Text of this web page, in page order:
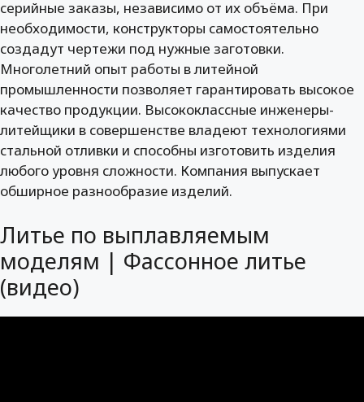
серийные заказы, независимо от их объёма. При
необходимости, конструкторы самостоятельно
создадут чертежи под нужные заготовки.
Многолетний опыт работы в литейной
промышленности позволяет гарантировать высокое
качество продукции. Высококлассные инженеры-
литейщики в совершенстве владеют технологиями
стальной отливки и способны изготовить изделия
любого уровня сложности. Компания выпускает
обширное разнообразие изделий.
Литье по выплавляемым
моделям | Фассонное литье
(видео)